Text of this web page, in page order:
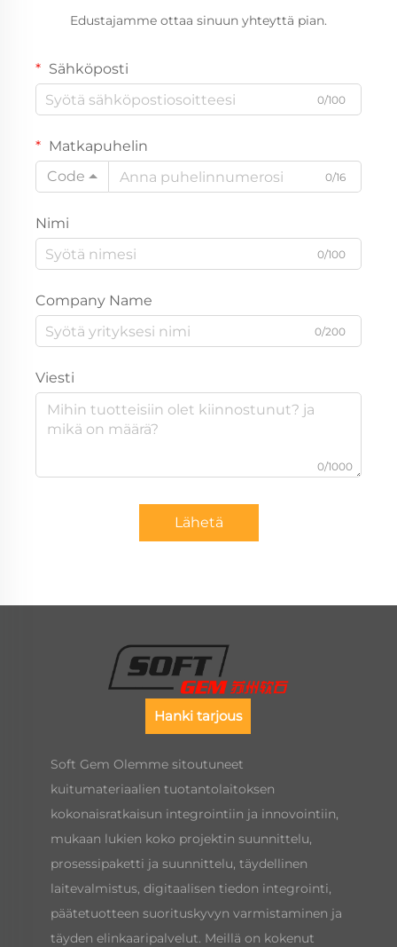
Edustajamme ottaa sinuun yhteyttä pian.
Sähköposti
0/100
Matkapuhelin
Code
0/16
Nimi
0/100
Company Name
0/200
Viesti
0/1000
Lähetä
Hanki tarjous
Soft Gem Olemme sitoutuneet
kuitumateriaalien tuotantolaitoksen
kokonaisratkaisun integrointiin ja innovointiin,
mukaan lukien koko projektin suunnittelu,
prosessipaketti ja suunnittelu, täydellinen
laitevalmistus, digitaalisen tiedon integrointi,
päätetuotteen suorituskyvyn varmistaminen ja
täyden elinkaaripalvelut. Meillä on kokenut